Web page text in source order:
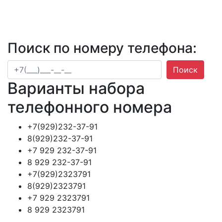
Поиск по номеру телефона:
Поиск
Варианты набора
телефонного номера
+7(929)232-37-91
8(929)232-37-91
+7 929 232-37-91
8 929 232-37-91
+7(929)2323791
8(929)2323791
+7 929 2323791
8 929 2323791